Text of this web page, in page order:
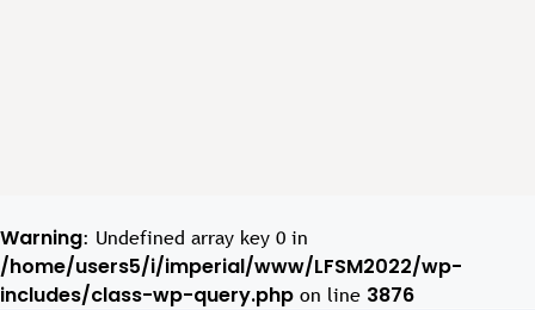
Warning: Undefined array key 0 in
/home/users5/i/imperial/www/LFSM2022/wp-
includes/class-wp-query.php on line 3876